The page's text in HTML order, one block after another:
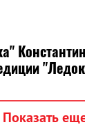
Показать